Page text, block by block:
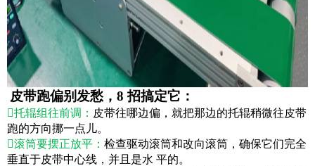
皮带跑偏别发愁，8 招搞定它：
托辊组往前调： 皮带往哪边偏，就把那边的托辊稍微往皮带
跑的方向挪一点儿。
滚筒要摆正放平： 检查驱动滚筒和改向滚筒，确保它们完全
垂直于皮带中心线，并且是水 平的。